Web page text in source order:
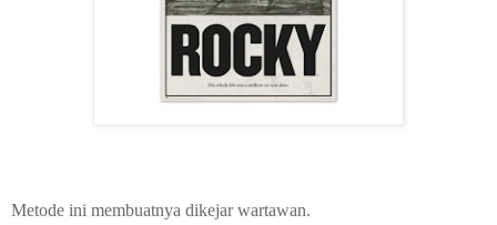
Metode ini membuatnya dikejar wartawan.